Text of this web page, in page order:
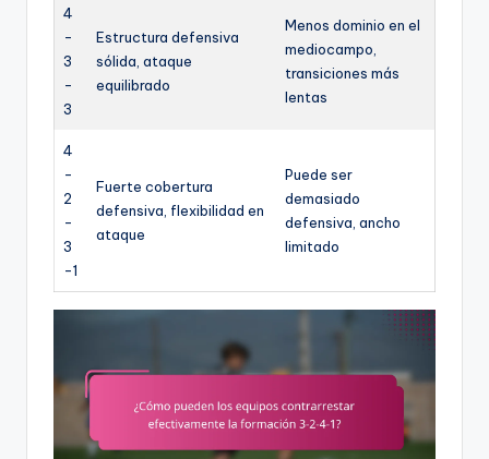
4
-
3
-
3
Estructura defensiva
sólida, ataque
equilibrado
Menos dominio en el
mediocampo,
transiciones más
lentas
4
-
2
-
3
-1
Fuerte cobertura
defensiva, flexibilidad en
ataque
Puede ser
demasiado
defensiva, ancho
limitado